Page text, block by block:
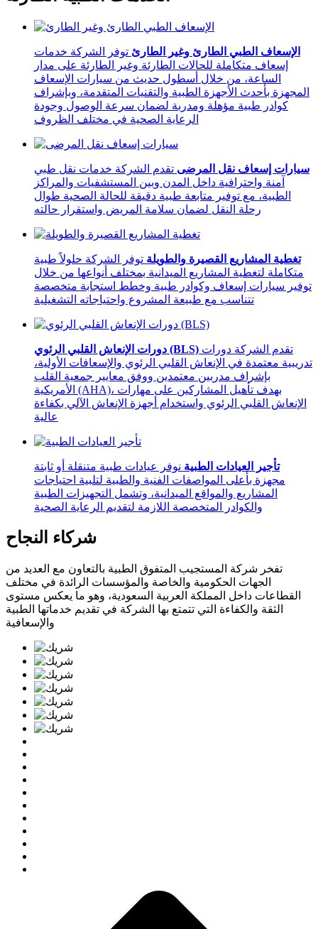
الإسعاف الطبي الطارئ وغير الطارئ توفر الشركة خدمات
إسعاف متكاملة للحالات الطارئة وغير الطارئة على مدار
الساعة، من خلال أسطول حديث من سيارات الإسعاف
المجهزة بأحدث الأجهزة الطبية والتقنيات المتقدمة، وبإشراف
كوادر طبية مؤهلة ومدربة لضمان سرعة الوصول وجودة
الرعاية الصحية في مختلف الظروف
سيارات إسعاف نقل المرضى تقدم الشركة خدمات نقل طبي
آمنة واحترافية داخل المدن وبين المستشفيات والمراكز
الطبية، مع توفير متابعة طبية دقيقة للحالة الصحية طوال
رحلة النقل لضمان سلامة المريض واستقرار حالته
تغطية المشاريع القصيرة والطويلة توفر الشركة حلولاً طبية
متكاملة لتغطية المشاريع الميدانية بمختلف أنواعها من خلال
توفير سيارات إسعاف وكوادر طبية وخطط استجابة متخصصة
تتناسب مع طبيعة المشروع واحتياجاته التشغيلية
دورات الإنعاش القلبي الرئوي (BLS)
تدريبية معتمدة في الإنعاش القلبي الرئوي والإسعافات الأولية،
بإشراف مدربين معتمدين ووفق معايير جمعية القلب
الأمريكية (AHA)، بهدف تأهيل المشاركين على مهارات
الإنعاش القلبي الرئوي واستخدام أجهزة الإنعاش الآلي بكفاءة
عالية
تأجير العيادات الطبية نوفر عيادات طبية متنقلة أو ثابتة
مجهزة بأعلى المواصفات الفنية والطبية لتلبية احتياجات
المشاريع والمواقع الميدانية، وتشمل التجهيزات الطبية
والكوادر المتخصصة اللازمة لتقديم الرعاية الصحية
شركاء النجاح
تفخر شركة المستجيب المتفوق الطبية بالتعاون مع العديد من
الجهات الحكومية والخاصة والمؤسسات الرائدة في مختلف
القطاعات داخل المملكة العربية السعودية، وهو ما يعكس مستوى
الثقة والكفاءة التي تتمتع بها الشركة في تقديم خدماتها الطبية
والإسعافية